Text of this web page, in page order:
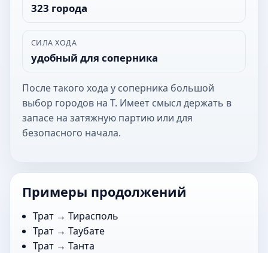
323 города
СИЛА ХОДА
удобный для соперника
После такого хода у соперника большой
выбор городов на Т. Имеет смысл держать в
запасе на затяжную партию или для
безопасного начала.
Примеры продолжений
Трат →Тирасполь
Трат →Таубате
Трат →Танта